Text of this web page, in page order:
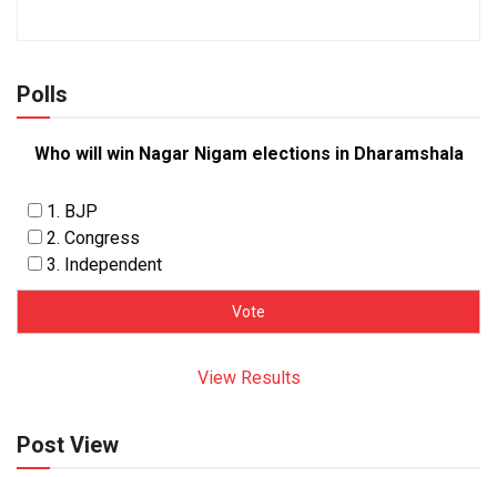
Polls
Who will win Nagar Nigam elections in Dharamshala
1. BJP
2. Congress
3. Independent
View Results
Post View